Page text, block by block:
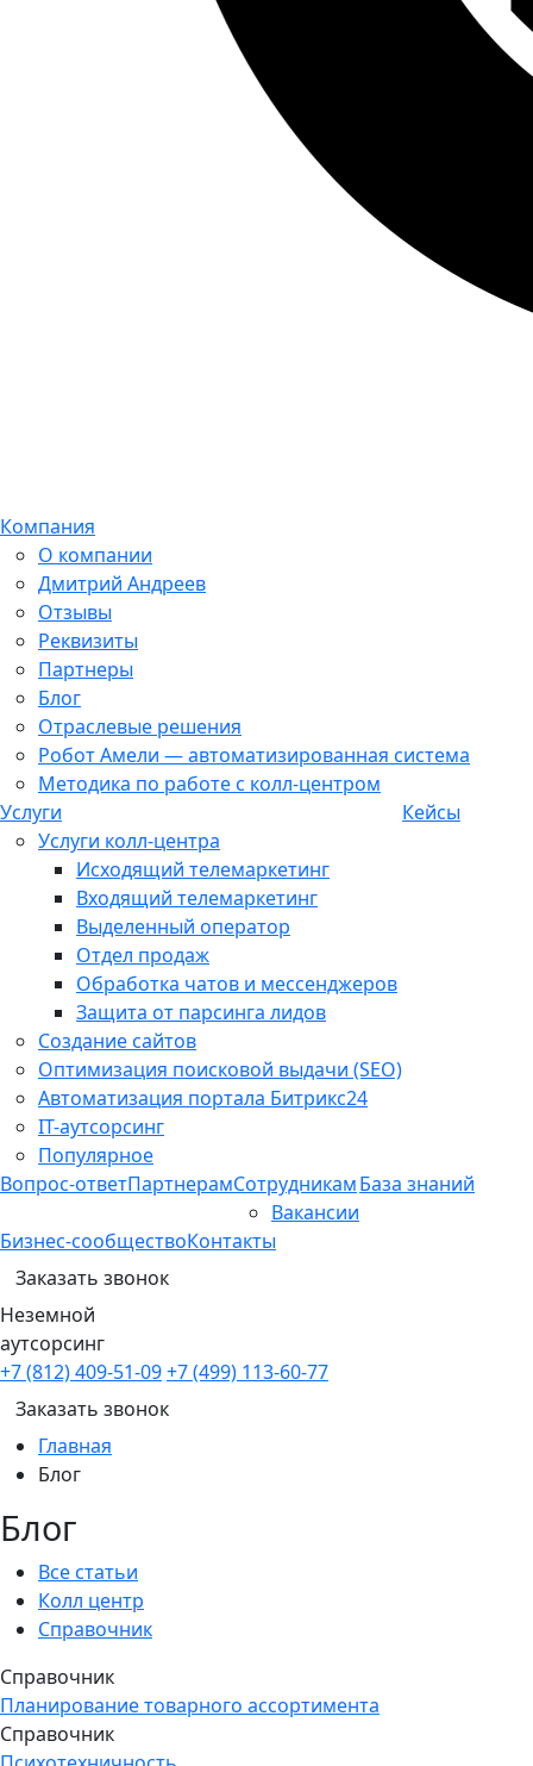
Компания
О компании
Дмитрий Андреев
Отзывы
Реквизиты
Партнеры
Блог
Отраслевые решения
Робот Амели — автоматизированная система
Методика по работе с колл-центром
Услуги
Услуги колл-центра
Исходящий телемаркетинг
Входящий телемаркетинг
Выделенный оператор
Отдел продаж
Обработка чатов и мессенджеров
Защита от парсинга лидов
Создание сайтов
Оптимизация поисковой выдачи (SEO)
Автоматизация портала Битрикс24
IT-аутсорсинг
Популярное
Кейсы
Вопрос-ответПартнерамСотрудникам
Вакансии
База знаний
Бизнес-сообществоКонтакты
Заказать звонок
Неземной
аутсорсинг
+7 (812) 409-51-09+7 (499) 113-60-77
Заказать звонок
Главная
Блог
Блог
Все статьи
Колл центр
Справочник
Справочник
Планирование товарного ассортимента
Справочник